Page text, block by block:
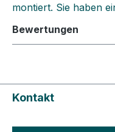
montiert. Sie haben
Bewertungen
Kontakt